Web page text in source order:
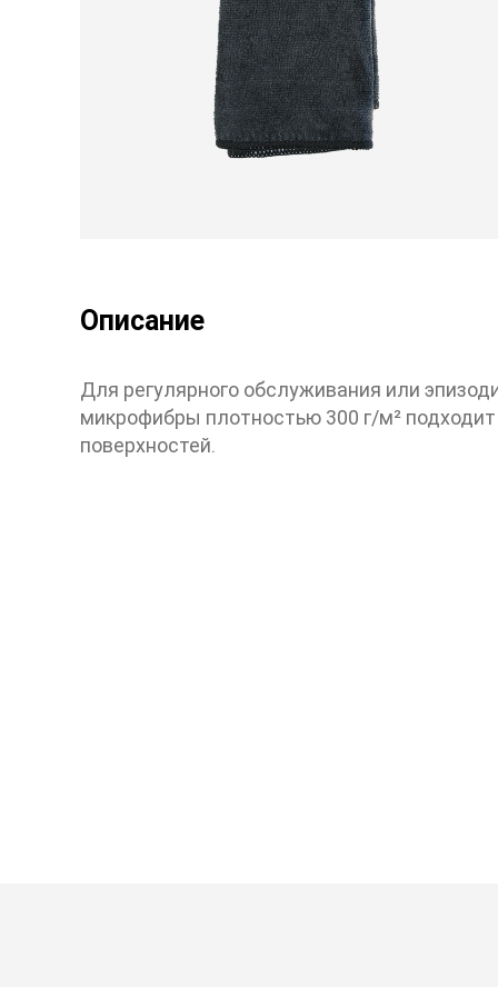
тиражом
Описание
Для регулярного обслуживания или
микрофибры плотностью 300 г/м²
поверхностей.